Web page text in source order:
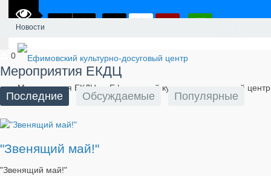
Мероприятия ЕКДЦ — Ефимовский культурно-досуговый центр
Новости
0
Мероприятия ЕКДЦ
Последние Обсуждаемые Популярные
"Звенящий май!"
"Звенящий май!"